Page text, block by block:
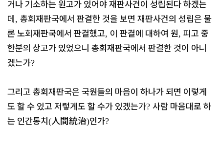
거나 기소하는 원고가 있어야 재판사건이 성립된다 하겠는
데, 총회재판국에서 판결한 것을 보면 재판사건의 성립은 물
론 노회재판국에서 판결했고, 이 판결에 대하여 원, 피고 중
한분의 상고가 있었으니 총회재판국에서 판결한 것이 아니
겠는가?
그리고 총회재판국은 국원들의 마음이 하나가 되면 이렇게
도 할 수 있고 저렇게도 할 수가 있겠는가? 사람 마음대로 하
는 인간통치(人間統治)인가?